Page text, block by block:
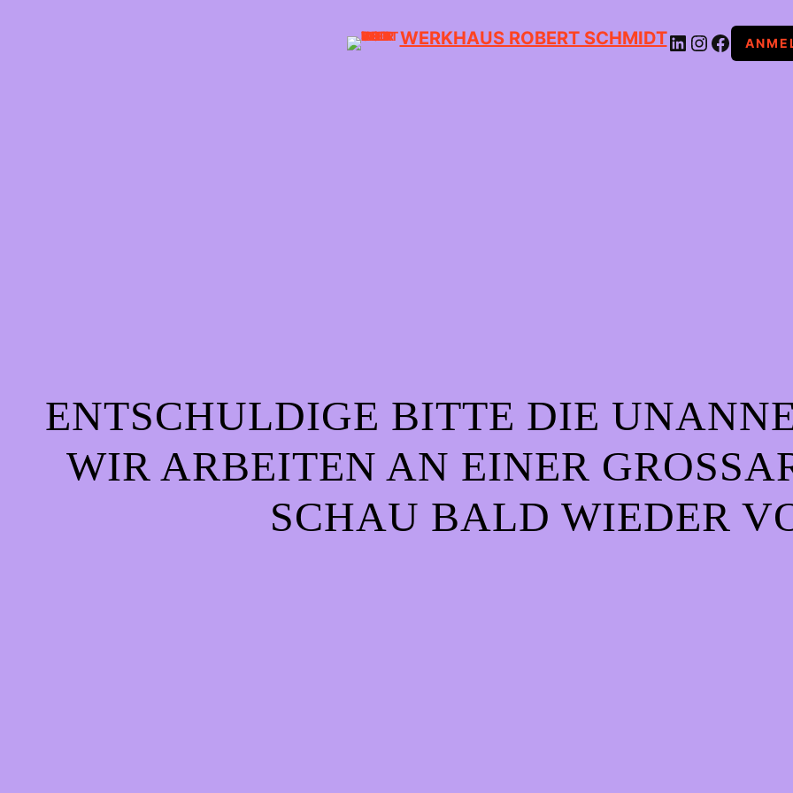
WERKHAUS ROBERT SCHMIDTLINKEDIN INSTAGRAMFACEBOOK
ENTSCHULDIGE BITTE DIE
WIR ARBEITEN AN EINER
CHAU BALD WIEDER